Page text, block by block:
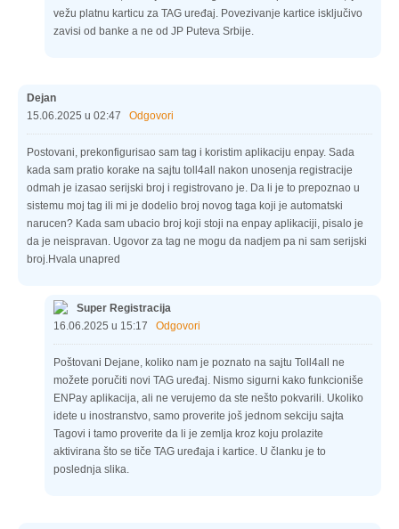
vežu platnu karticu za TAG uređaj. Povezivanje kartice isključivo
zavisi od banke a ne od JP Puteva Srbije.
Dejan
15.06.2025 u 02:47 Odgovori
Postovani, prekonfigurisao sam tag i koristim aplikaciju enpay. Sada
kada sam pratio korake na sajtu toll4all nakon unosenja registracije
odmah je izasao serijski broj i registrovano je. Da li je to prepoznao u
sistemu moj tag ili mi je dodelio broj novog taga koji je automatski
narucen? Kada sam ubacio broj koji stoji na enpay aplikaciji, pisalo je
da je neispravan. Ugovor za tag ne mogu da nadjem pa ni sam serijski
broj.Hvala unapred
Super Registracija
16.06.2025 u 15:17 Odgovori
Poštovani Dejane, koliko nam je poznato na sajtu Toll4all ne
možete poručiti novi TAG uređaj. Nismo sigurni kako funkcioniše
ENPay aplikacija, ali ne verujemo da ste nešto pokvarili. Ukoliko
idete u inostranstvo, samo proverite još jednom sekciju sajta
Tagovi i tamo proverite da li je zemlja kroz koju prolazite
aktivirana što se tiče TAG uređaja i kartice. U članku je to
poslednja slika.